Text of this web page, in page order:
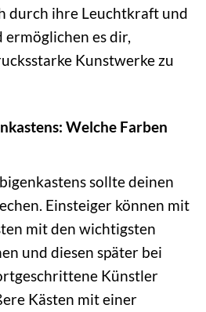
durch ihre Leuchtkraft und
es dir,
Kunstwerke zu
Welche Farben
sollte deinen
Einsteiger können mit
mit den wichtigsten
und diesen später bei
Künstler
Kästen mit einer